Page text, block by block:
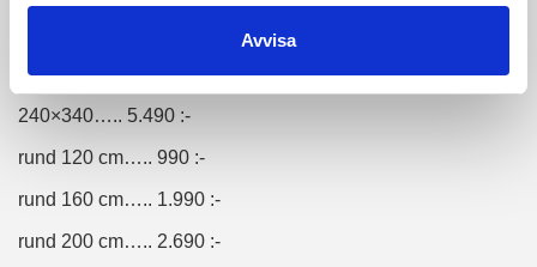
Avvisa
200×290….. 3.990 :-
240×340….. 5.490 :-
rund 120 cm….. 990 :-
rund 160 cm….. 1.990 :-
rund 200 cm….. 2.690 :-